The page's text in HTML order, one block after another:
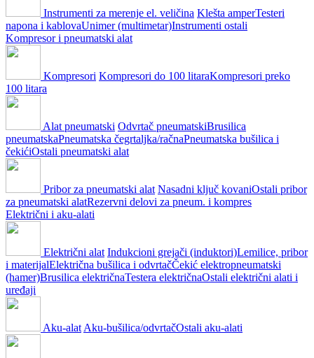
Instrumenti za merenje el. veličina Klešta amperTesteri
napona i kablovaUnimer (multimetar)Instrumenti ostali
Kompresor i pneumatski alat
Kompresori Kompresori do 100 litaraKompresori preko
100 litara
Alat pneumatski Odvrtač pneumatskiBrusilica
pneumatskaPneumatska čegrtaljka/račnaPneumatska bušilica i
čekićiOstali pneumatski alat
Pribor za pneumatski alat Nasadni ključ kovaniOstali pribor
za pneumatski alatRezervni delovi za pneum. i kompres
Električni i aku-alati
Električni alat Indukcioni grejači (induktori)Lemilice, pribor
i materijalElektrična bušilica i odvrtačČekić elektropneumatski
(hamer)Brusilica električnaTestera električnaOstali električni alati i
uređaji
Aku-alat Aku-bušilica/odvrtačOstali aku-alati